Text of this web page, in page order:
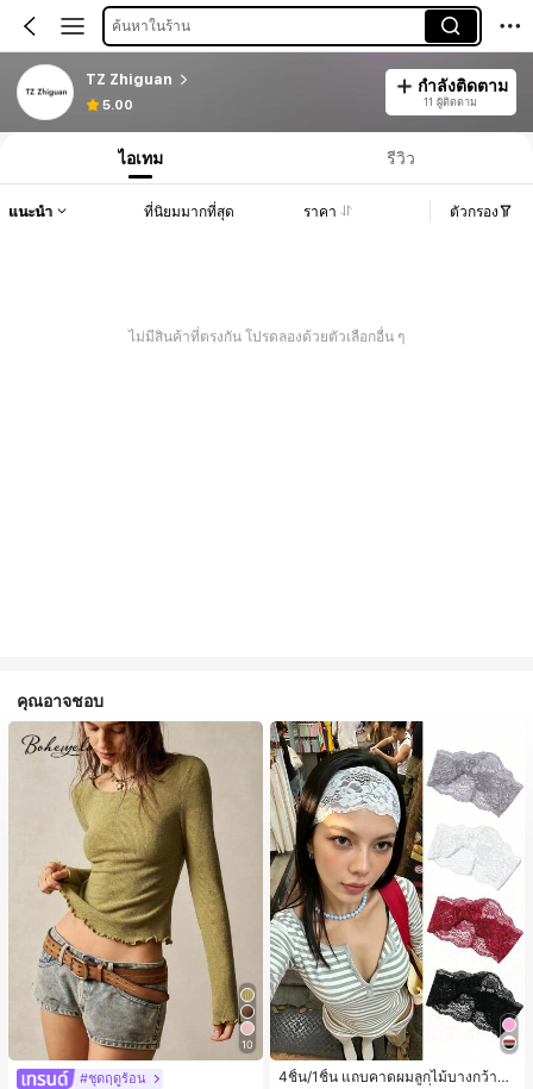
ค้นหาในร้าน
TZ Zhiguan
5.00
กำลังติดตาม
11 ผู้ติดตาม
ไอเทม รีวิว
แนะนำ ที่นิยมมากที่สุด ราคา ตัวกรอง
ไม่มีสินค้าที่ตรงกัน โปรดลองด้วยตัวเลือกอื่น ๆ
คุณอาจชอบ
10
#ชุดฤดูร้อน
4ชิ้น/1ชิ้น แถบคาดผมลูกไม้บางกว้างยื
#1 ขายดี
เกือบหมดแล้ว!